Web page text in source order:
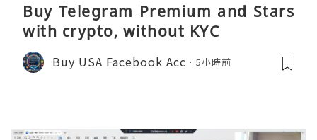
Buy Telegram Premium and Stars
with crypto, without KYC
Buy USA Facebook Acc 5小時前